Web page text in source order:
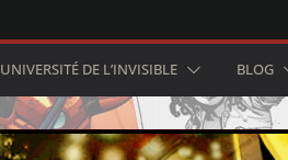
UNIVERSITÉ DE L’INVISIBLE BLOG